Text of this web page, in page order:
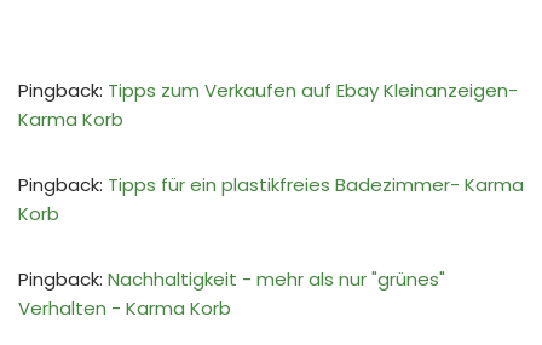
Pingback: Tipps zum Verkaufen auf Ebay Kleinanzeigen-
Karma Korb
Pingback: Tipps für ein plastikfreies Badezimmer- Karma
Korb
Pingback: Nachhaltigkeit - mehr als nur "grünes"
Verhalten - Karma Korb